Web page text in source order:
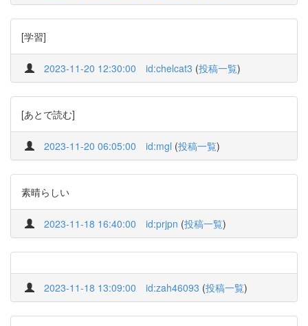
[学習]
2023-11-20 12:30:00 id:chelcat3 (投稿一覧)
[あとで読む]
2023-11-20 06:05:00 id:mgl (投稿一覧)
素晴らしい
2023-11-18 16:40:00 id:prjpn (投稿一覧)
2023-11-18 13:09:00 id:zah46093 (投稿一覧)